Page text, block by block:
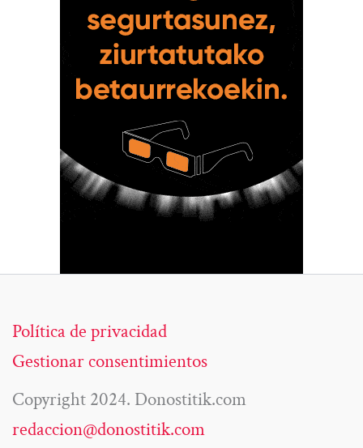
Política de privacidad
Gestionar consentimientos
Copyright 2024. Donostitik.com
redaccion@donostitik.com